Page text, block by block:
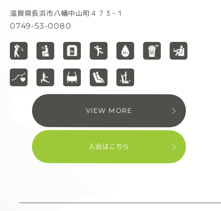
滋賀県長浜市八幡中山町４７３−１
0749-53-0080
VIEW MORE
入会はこちら